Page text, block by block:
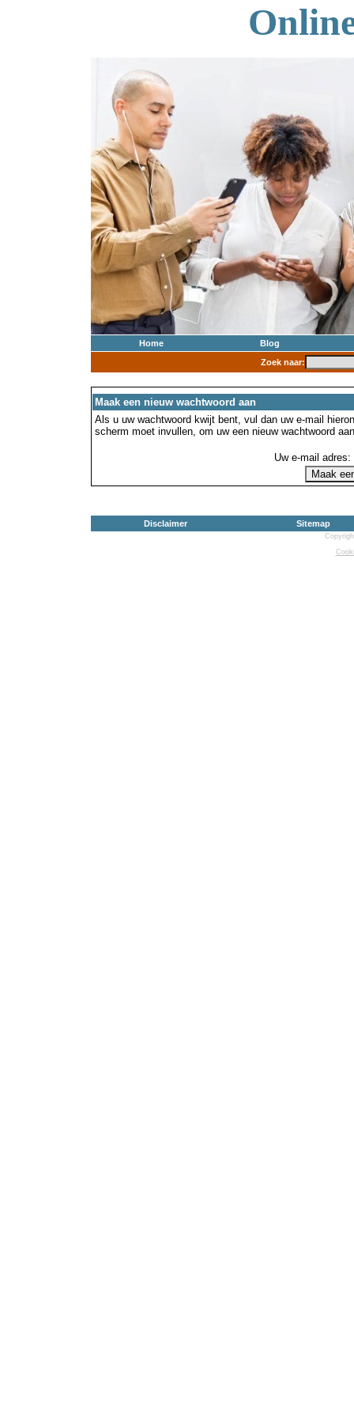
Home
Blog
Zoek naar:
Maak een nieuw wachtwoord aan
Als u uw wachtwoord kwijt bent, vul dan uw e-mail
scherm moet invullen, om uw een nieuw wachtwoord
Uw e-mail adres:
Disclaimer Sitemap